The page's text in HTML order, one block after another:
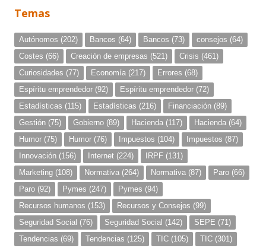
Temas
Autónomos (202) Bancos (64) Bancos (73) consejos (64)
Costes (66) Creación de empresas (521) Crisis (461)
Curiosidades (77) Economía (217) Errores (68)
Espíritu emprendedor (92) Espíritu emprendedor (72)
Estadísticas (115) Estadísticas (216) Financiación (89)
Gestión (75) Gobierno (89) Hacienda (117) Hacienda (64)
Humor (75) Humor (76) Impuestos (104) Impuestos (87)
Innovación (156) Internet (224) IRPF (131)
Marketing (108) Normativa (264) Normativa (87) Paro (66)
Paro (92) Pymes (247) Pymes (94)
Recursos humanos (153) Recursos y Consejos (99)
Seguridad Social (76) Seguridad Social (142) SEPE (71)
Tendencias (69) Tendencias (125) TIC (105) TIC (301)